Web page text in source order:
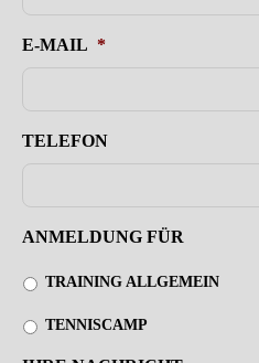
E-MAIL *
TELEFON
ANMELDUNG FÜR
TRAINING ALLGEMEIN
TENNISCAMP